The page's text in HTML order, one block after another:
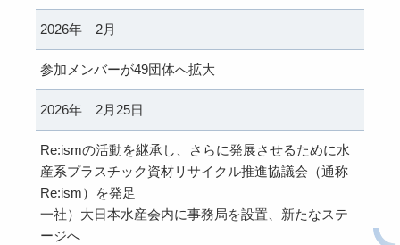
2026年 2月
参加メンバーが49団体へ拡大
2026年 2月25日
Re:ismの活動を継承し、さらに発展させるために水
産系プラスチック資材リサイクル推進協議会（通称
Re:ism）を発足
一社）大日本水産会内に事務局を設置、新たなステ
ージへ